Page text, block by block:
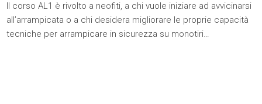
Il corso AL1 è rivolto a neofiti, a chi vuole iniziare ad avvicinarsi
all’arrampicata o a chi desidera migliorare le proprie capacità
tecniche per arrampicare in sicurezza su monotiri…